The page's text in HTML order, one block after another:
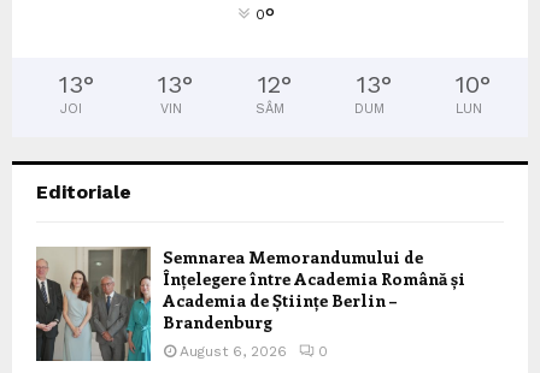
0°
13°
JOI
13°
VIN
12°
SÂM
13°
DUM
10°
LUN
Editoriale
Semnarea Memorandumului de
Înțelegere între Academia Română și
Academia de Științe Berlin –
Brandenburg
August 6, 2026 0